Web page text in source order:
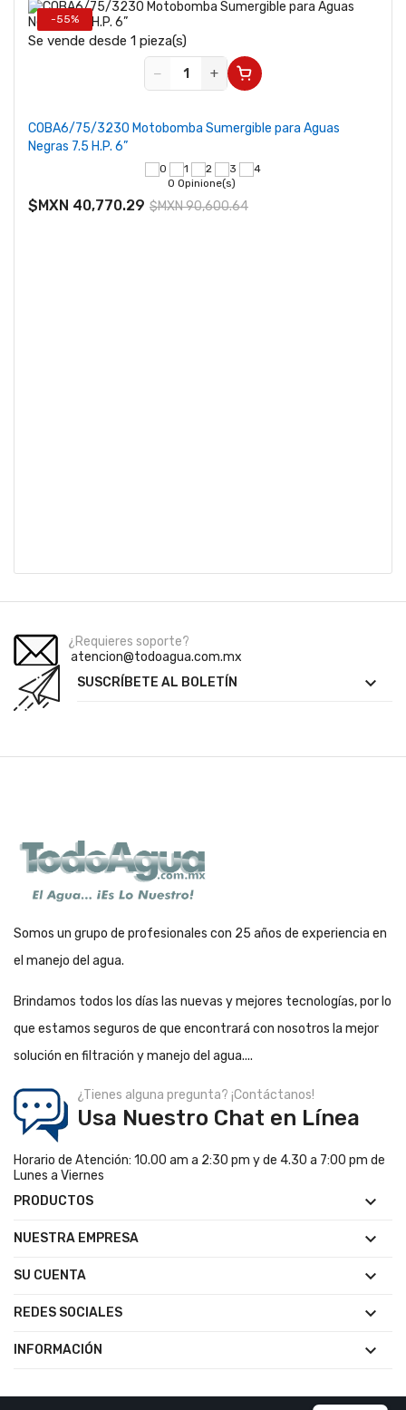
-55%
Se vende desde 1 pieza(s)
−
+
COBA6/75/3230 Motobomba Sumergible para Aguas
Negras 7.5 H.P. 6”
0 Opinione(s)
$MXN 40,770.29 $MXN 90,600.64
¿Requieres soporte?
atencion@todoagua.com.mx
SUSCRÍBETE AL BOLETÍN

Somos un grupo de profesionales con 25 años de experiencia en
el manejo del agua.
Brindamos todos los días las nuevas y mejores tecnologías, por lo
que estamos seguros de que encontrará con nosotros la mejor
solución en filtración y manejo del agua....
¿Tienes alguna pregunta? ¡Contáctanos!
Usa Nuestro Chat en Línea
Horario de Atención: 10.00 am a 2:30 pm y de 4.30 a 7:00 pm de
Lunes a Viernes
PRODUCTOS

NUESTRA EMPRESA 
SU CUENTA 
REDES SOCIALES 
INFORMACIÓN 